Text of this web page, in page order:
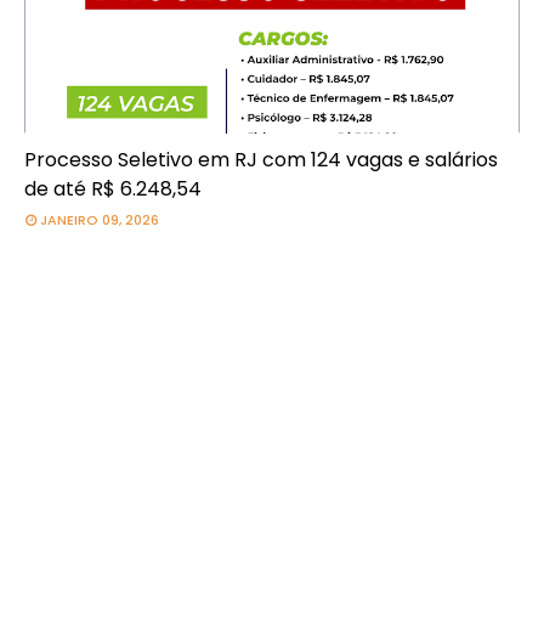
Processo Seletivo em RJ com 124 vagas e salários
de até R$ 6.248,54
JANEIRO 09, 2026